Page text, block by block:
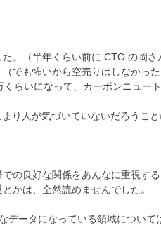
。（半年くらい前に CTO の岡さ
でも怖いから空売りはしなかった
らいになって、カーボンニュー
り人が気づいていないだろうこと
の良好な関係をあんなに重視する
かは、全然読めませんでした。
ータになっている領域につい